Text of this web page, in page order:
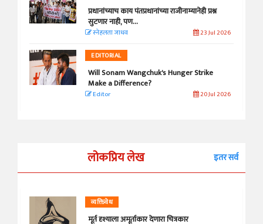
प्रधानांच्याच काय पंतप्रधानांच्या राजीनाम्यानेही प्रश्न
सुटणार नाही, पण...
स्नेहलता जाधव 23 Jul 2026
EDITORIAL
Will Sonam Wangchuk's Hunger Strike
Make a Difference?
Editor 20 Jul 2026
लोकप्रिय लेख इतर सर्व
व्यक्तिवेध
मूर्त दृश्याला अमूर्ताकार देणारा चित्रकार